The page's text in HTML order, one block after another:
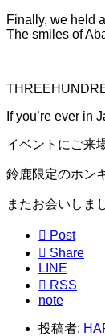
Finally, we held
The smiles of
If you’re ever in
イベントにご来
鈴鹿限定のホン
またお会いしま
 Post
 Share
LINE
 RSS
note
投稿者: